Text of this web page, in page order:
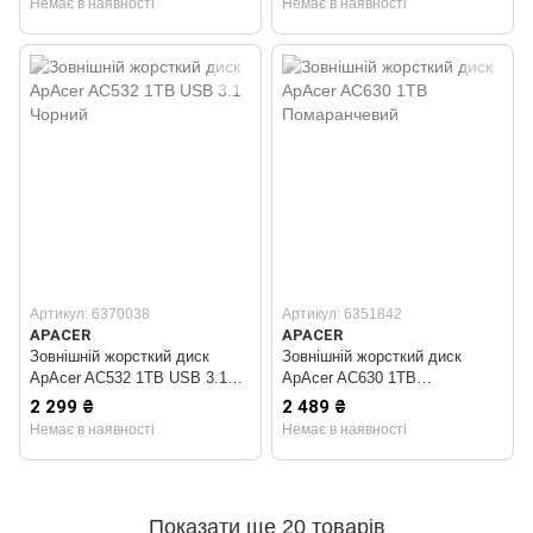
Немає в наявності Немає в наявності
Артикул: 6370038
APACER
Зовнішній жорсткий диск
ApAcer AC532 1TB USB 3.1
Чорний
2 299 ₴
Немає в наявності
Артикул: 6351842
APACER
Зовнішній жорсткий диск
ApAcer AC630 1TB
Помаранчевий
2 489 ₴
Немає в наявності
Показати ще 20 товарів